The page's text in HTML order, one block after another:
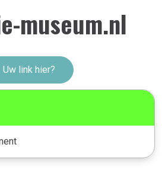
museum.nl
Uw link hier?